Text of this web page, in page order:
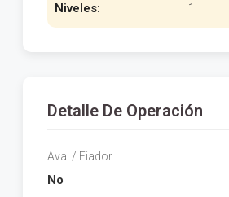
Niveles: 1
Detalle De Operación
Aval / Fiador
No